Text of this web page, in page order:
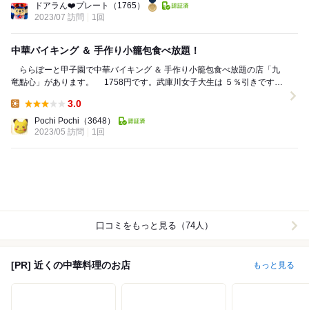
ドアラん❤️プレート
（1765）
2023/07 訪問
1回
中華バイキング ＆ 手作り小籠包食べ放題！
ららぽーと甲子園で中華バイキング ＆ 手作り小籠包食べ放題の店「九
竜點心」があります。 1758円です。武庫川女子大生は ５％引きです。
3.0
Pochi Pochi （3648）
2023/05 訪問
1回
口コミをもっと見る（74人）
[PR] 近くの中華料理のお店 もっと見る